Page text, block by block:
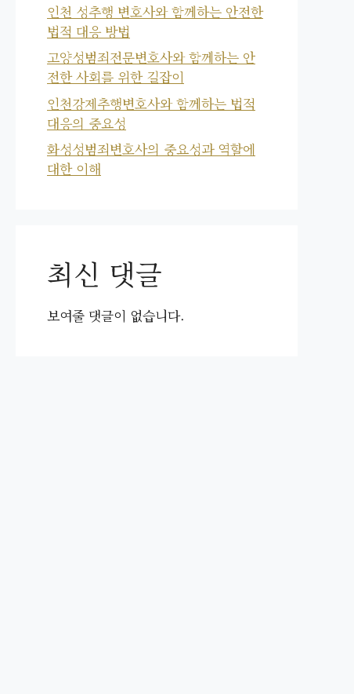
인천 성추행 변호사와 함께하는 안전한
법적 대응 방법
고양성범죄전문변호사와 함께하는 안
전한 사회를 위한 길잡이
인천강제추행변호사와 함께하는 법적
대응의 중요성
화성성범죄변호사의 중요성과 역할에
대한 이해
최신 댓글
보여줄 댓글이 없습니다.